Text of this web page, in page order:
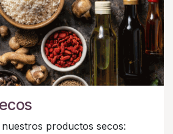
productos secos: